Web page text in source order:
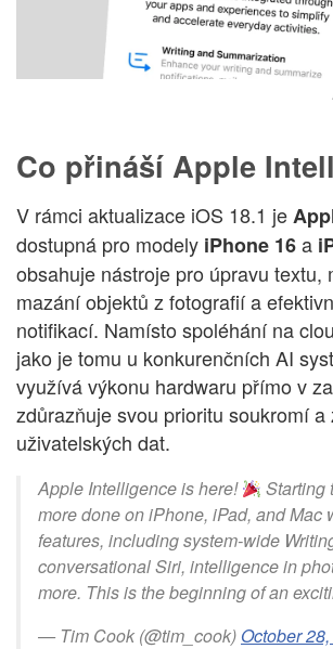
Co přináší Apple
V rámci aktualizace iOS 18.1 je
dostupná pro modely iPhone 16a
obsahuje nástroje pro úpravu textu,
mazání objektů z fotografií a
notifikací. Namísto spoléhání na
jako je tomu u konkurenčních AI
využívá výkonu hardwaru přímo v
zdůrazňuje svou prioritu soukromí
uživatelských dat.
Apple Intelligence is here!
Starting
more done on iPhone, iPad, and Mac
features, including system-wide
conversational Siri, intelligence in
more. This is the beginning of an
— Tim Cook (@tim_cook) October